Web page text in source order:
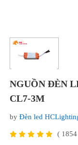
NGUỒN ĐÈN
CL7-3M
by Đèn led
( 1854